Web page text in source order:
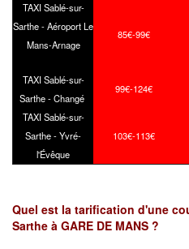
TAXI Sablé-sur-
Sarthe - Aéroport Le
Mans-Arnage
85€-99€
TAXI Sablé-sur-
Sarthe - Changé
99€-124€
TAXI Sablé-sur-
Sarthe - Yvré-
l'Évêque
103€-113€
Quel est la tarification d'une
Sarthe à GARE DE MANS ?